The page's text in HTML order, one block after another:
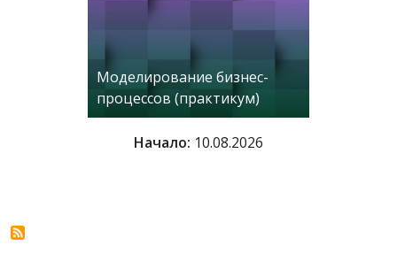
Моделирование бизнес-
процессов (практикум)
Начало: 10.08.2026